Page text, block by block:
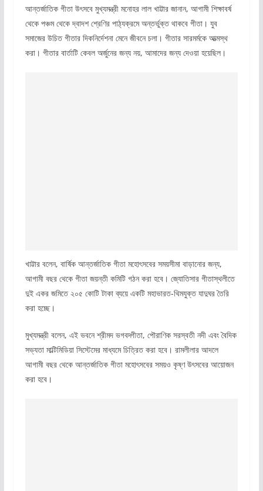
আন্তর্জাতিক গীতা উৎসবে মুখ্যমন্ত্রী মনোহর লাল খাট্টার জানান, আগামী শিক্ষাবর্ষ
থেকে পঞ্চম থেকে দ্বাদশ শ্রেণির পাঠ্যক্রমে অন্তর্ভুক্ত থাকবে গীতা। যুব
সমাজের উচিত গীতার দিকনির্দেশনা মেনে জীবনে চলা। গীতার সারমর্মকে আত্মস্থ
করা। গীতার বার্তাটি কেবল অর্জুনের জন্য নয়, আমাদের জন্য দেওয়া হয়েছিল।
খাট্টার বলেন, বার্ষিক আন্তর্জাতিক গীতা মহোৎসবের সময়সীমা বাড়ানোর জন্য,
আগামী বছর থেকে গীতা জয়ন্তী কমিটি গঠন করা হবে। জ্যোতিসার গীতাস্থলীতে
দুই একর জমিতে ২০৫ কোটি টাকা ব্যয়ে একটি মহাভারত-থিমযুক্ত যাদুঘর তৈরি
করা হচ্ছে।
মুখ্যমন্ত্রী বলেন, এই ভবনে শ্রীমদ ভগবদ্গীতা, পৌরাণিক সরস্বতী নদী এবং বৈদিক
সভ্যতা মাল্টিমিডিয়া সিস্টেমের মাধ্যমে চিত্রিত করা হবে। রামলীলার আদলে
আগামী বছর থেকে আন্তর্জাতিক গীতা মহোৎসবের সময়ও কৃষ্ণ উৎসবের আয়োজন
করা হবে।